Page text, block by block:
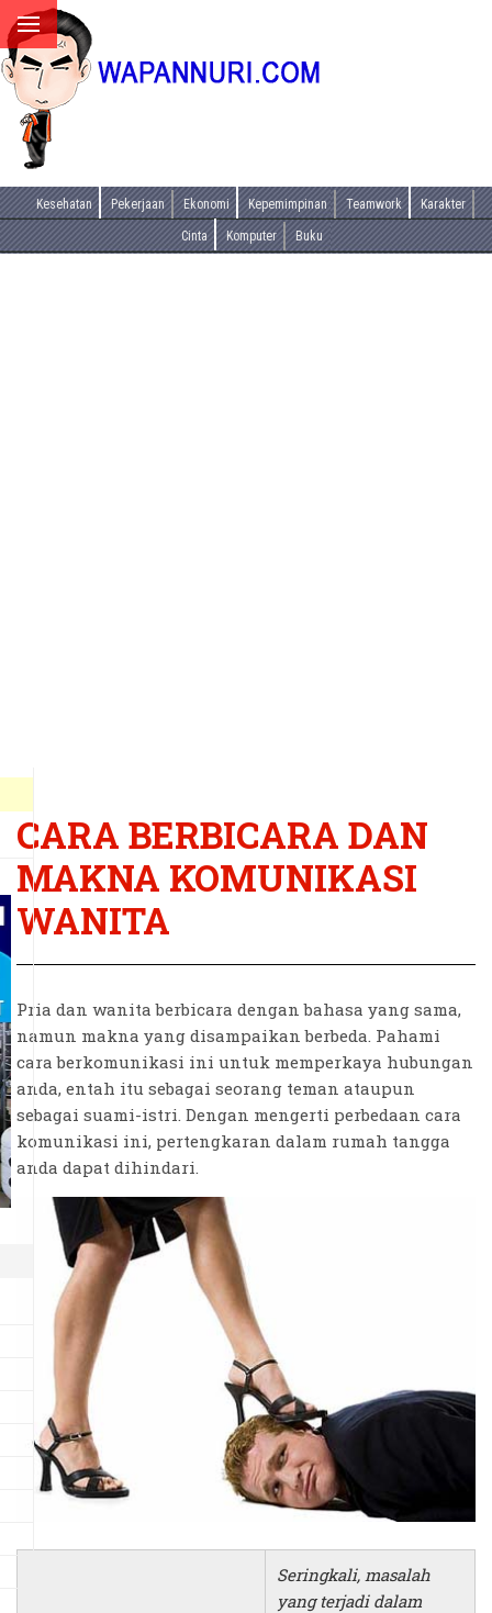
Kesehatan Pekerjaan Ekonomi Kepemimpinan Teamwork Karakter
Cinta Komputer Buku
CARA BERBICARA DAN
MAKNA KOMUNIKASI
WANITA
Pria dan wanita berbicara dengan bahasa yang sama,
namun makna yang disampaikan berbeda. Pahami
cara berkomunikasi ini untuk memperkaya hubungan
anda, entah itu sebagai seorang teman ataupun
sebagai suami-istri. Dengan mengerti perbedaan cara
komunikasi ini, pertengkaran dalam rumah tangga
anda dapat dihindari.
Seringkali, masalah
yang terjadi dalam